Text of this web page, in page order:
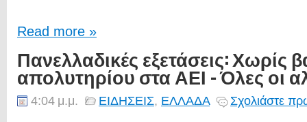
Read more »
Πανελλαδικές εξετάσεις: Χωρίς
απολυτηρίου στα ΑΕΙ - Όλες οι
4:04 μ.μ. ΕΙΔΗΣΕΙΣ, ΕΛΛΑΔΑ Σχολιάστε